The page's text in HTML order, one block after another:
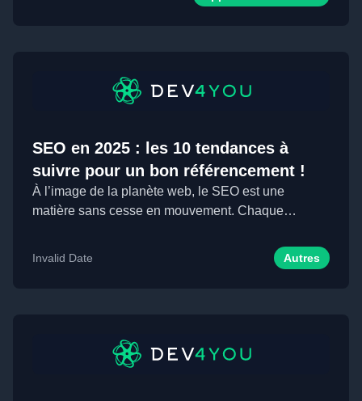
SEO en 2025 : les 10 tendances à
suivre pour un bon référencement !
À l’image de la planète web, le SEO est une
matière sans cesse en mouvement. Chaque
Invalid Date Autres